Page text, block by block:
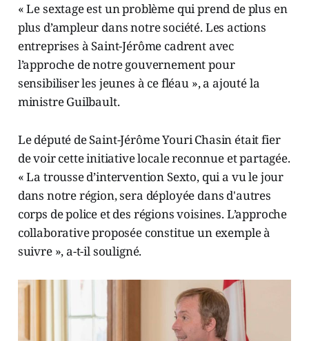
« Le sextage est un problème qui prend de plus en
plus d’ampleur dans notre société. Les actions
entreprises à Saint-Jérôme cadrent avec
l’approche de notre gouvernement pour
sensibiliser les jeunes à ce fléau », a ajouté la
ministre Guilbault.
Le député de Saint-Jérôme Youri Chasin était fier
de voir cette initiative locale reconnue et partagée.
« La trousse d’intervention Sexto, qui a vu le jour
dans notre région, sera déployée dans d'autres
corps de police et des régions voisines. L’approche
collaborative proposée constitue un exemple à
suivre », a-t-il souligné.